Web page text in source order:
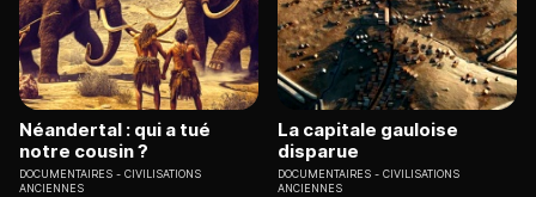
Néandertal : qui a tué
notre cousin ?
DOCUMENTAIRES
CIVILISATIONS
ANCIENNES
La capitale gauloise
disparue
DOCUMENTAIRES
CIVILISATIONS
ANCIENNES